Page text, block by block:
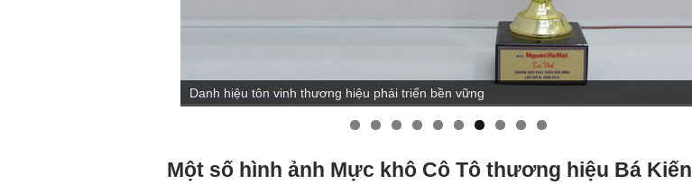
Chứng nhận hàng Việt Nam chất lượng cao 2019 do người tiêu dùng bình chọn
Một số hình ảnh Mực khô Cô Tô thương hiệu Bá Kiến